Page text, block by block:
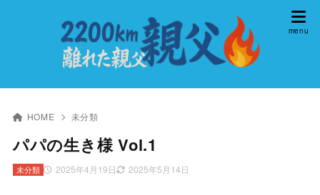
HOME 未分類
パパの生き様 Vol.1
2025年4月19日 2025年5月14日
未分類